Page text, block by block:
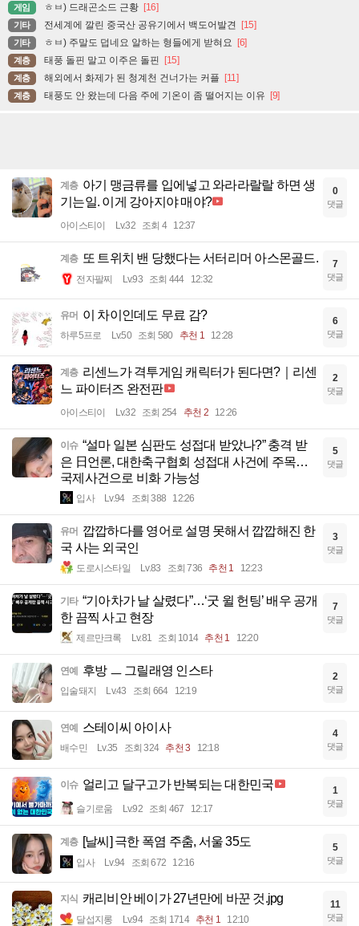
게임 ㅎㅂ) 드래곤소드 근황 [16]
기타 전세계에 깔린 중국산 공유기에서 백도어발견 [15]
기타 ㅎㅂ) 주말도 덥네요 알하는 형들에게 받혀요 [6]
계층 태풍 돌핀 말고 이주은 돌핀 [15]
계층 해외에서 화제가 된 청계천 건너가는 커플 [11]
계층 태풍도 안 왔는데 다음 주에 기온이 좀 떨어지는 이유 [9]
계층 아기 맹금류를 입에넣고 와라라랄랄 하면 생
기는일. 이게 강아지야 매야?
아이스티이 Lv.32 조회 4 12:37
0
댓글
계층 또 트위치 밴 당했다는 서터리머 아스몬골드.
전자팔찌 Lv.93 조회 444 12:32
7
댓글
유머 이 차이인데도 무료 감?
하루5프로 Lv.50 조회 580 추천 1 12:28
6
댓글
계층 리센느가 격투게임 캐릭터가 된다면?｜리센
느 파이터즈 완전판
아이스티이 Lv.32 조회 254 추천 2 12:26
2
댓글
이슈 “설마 일본 심판도 성접대 받았나?” 충격 받
은 日언론, 대한축구협회 성접대 사건에 주목…
국제사건으로 비화 가능성
입사 Lv.94 조회 388 12:26
5
댓글
유머 깝깝하다를 영어로 설명 못해서 깝깝해진 한
국 사는 외국인
도로시스타일 Lv.83 조회 736 추천 1 12:23
3
댓글
기타 “기아차가 날 살렸다”…‘굿 윌 헌팅’ 배우 공개
한 끔찍 사고 현장
제르만크록 Lv.81 조회 1014 추천 1 12:20
7
댓글
연예 후방 ㅡ 그릴래영 인스타
입술돼지 Lv.43 조회 664 12:19
2
댓글
연예 스테이씨 아이사
배수민 Lv.35 조회 324 추천 3 12:18
4
댓글
이슈 얼리고 달구고가 반복되는 대한민국
슬기로움 Lv.92 조회 467 12:17
1
댓글
계층 [날씨] 극한 폭염 주춤, 서울 35도
입사 Lv.94 조회 672 12:16
5
댓글
지식 캐리비안 베이가 27년만에 바꾼 것.jpg
달섭지롱 Lv.94 조회 1714 추천 1 12:10
11
댓글